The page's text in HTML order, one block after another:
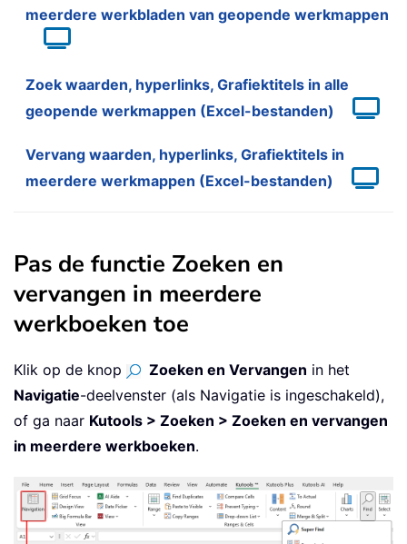
meerdere werkbladen van geopende werkmappen
Zoek waarden, hyperlinks, Grafiektitels in alle
geopende werkmappen (Excel-bestanden)
Vervang waarden, hyperlinks, Grafiektitels in
meerdere werkmappen (Excel-bestanden)
Pas de functie Zoeken en
vervangen in meerdere
werkboeken toe
Klik op de knop Zoeken en Vervangen in het
Navigatie-deelvenster (als Navigatie is ingeschakeld),
of ga naar Kutools > Zoeken > Zoeken en vervangen
in meerdere werkboeken.